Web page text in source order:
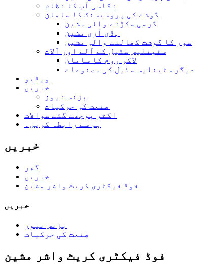
نکاسی آب کا نظام
گوشت کی پروسیسنگ کا سامان
گرمی سکڑنے والی مشین
ہڈی آری مشین
سور کا گوشت کھالنے والی مشین
سٹینلیس سٹیل کے آلے اور آلات
لاکر روم کا سامان
دیگر سٹینلیس سٹیل کی مصنوعات
ویڈیو
خبریں
بزنس نیوز
صنعت کی حرکیات
اکثر پوچھے گئے سوالات
ہم سے رابطہ کریں۔
خبریں
گھر
خبریں
فوڈ فیکٹری کریٹ واشر مشین
خبریں
بزنس نیوز
صنعت کی حرکیات
فوڈ فیکٹری کریٹ واشر مشین